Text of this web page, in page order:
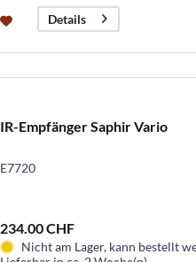
Details
IR-Empfänger Saphir Vario
E7720
234.00 CHF
Nicht am Lager, kann bestellt